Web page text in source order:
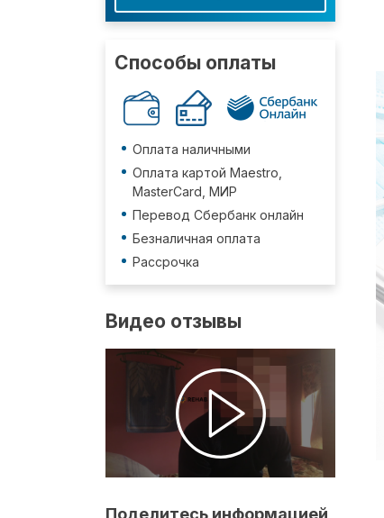
Способы оплаты
Оплата наличными
Оплата картой Maestro,
MasterCard, МИР
Перевод Сбербанк онлайн
Безналичная оплата
Рассрочка
Видео отзывы